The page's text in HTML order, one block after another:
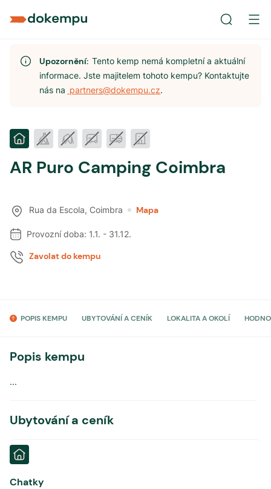
Upozornění:Tento kemp nemá kompletní a aktuální
informace. Jste majitelem tohoto kempu? Kontaktujte
nás na partners@dokempu.cz.
AR Puro Camping Coimbra
Rua da Escola, Coimbra Mapa
Provozní doba: 1.1. - 31.12.
Zavolat do kempu
POPIS KEMPU UBYTOVÁNÍ A CENÍK LOKALITA A OKOLÍ
Popis kempu
...
Ubytování a ceník
Chatky